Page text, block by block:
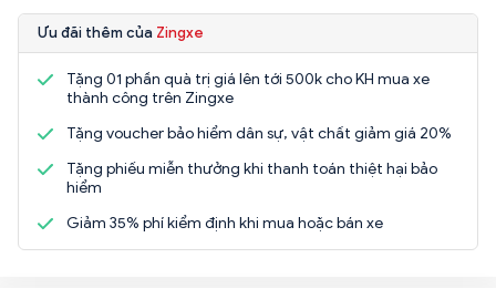
Ưu đãi thêm của Zingxe
Tặng 01 phần quà trị giá lên tới 500k cho KH mua xe
thành công trên Zingxe
Tặng voucher bảo hiểm dân sự, vật chất giảm giá 20%
Tặng phiếu miễn thưởng khi thanh toán thiệt hại bảo
hiểm
Giảm 35% phí kiểm định khi mua hoặc bán xe